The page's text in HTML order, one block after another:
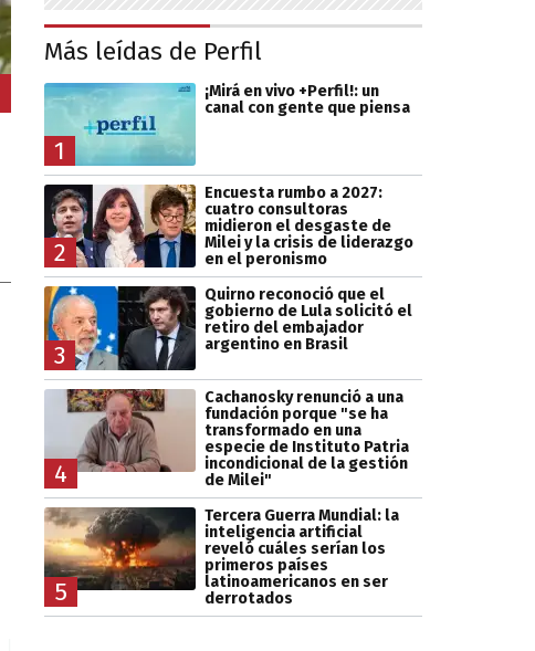
Más leídas de Perfil
1
¡Mirá en vivo +Perfil!: un
canal con gente que piensa
2
Encuesta rumbo a 2027:
cuatro consultoras
midieron el desgaste de
Milei y la crisis de liderazgo
en el peronismo
3
Quirno reconoció que el
gobierno de Lula solicitó el
retiro del embajador
argentino en Brasil
4
Cachanosky renunció a una
fundación porque "se ha
transformado en una
especie de Instituto Patria
incondicional de la gestión
de Milei"
5
Tercera Guerra Mundial: la
inteligencia artificial
reveló cuáles serían los
primeros países
latinoamericanos en ser
derrotados